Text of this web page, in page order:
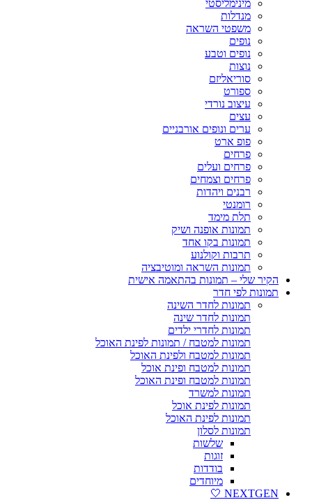
מינימליסטי
מנדלות
משפטי השראה
נופים
נופים וטבע
נוצות
סוריאליזם
ספורט
עיצוב נורדי
עצים
ערים ונופים אורבניים
פופ ארט
פרחים
פרחים ועלים
פרחים וצמחים
רבנים ויהדות
רומנטי
תלת מימד
תמונות אופנה ושיק
תמונות בקו אחד
תרבות וקולנוע
תמונות השראה ומוטיבציה
הקיר שלי – תמונות בהתאמה אישית
תמונות לפי חדר
תמונות לחדר השינה
תמונות לחדר שינה
תמונות לחדרי ילדים
תמונות למטבח / תמונות לפינת האוכל
תמונות למטבח ולפינת האוכל
תמונות למטבח ופינת אוכל
תמונות למטבח ופינת האוכל
תמונות למשרד
תמונות לפינת אוכל
תמונות לפינת האוכל
תמונות לסלון
שלשות
זוגות
בודדות
מיוחדים
NEXTGEN 🤍